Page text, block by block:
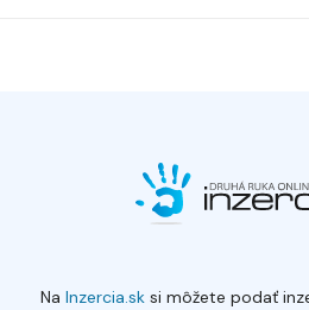
Na Inzercia.sksi môžete podať